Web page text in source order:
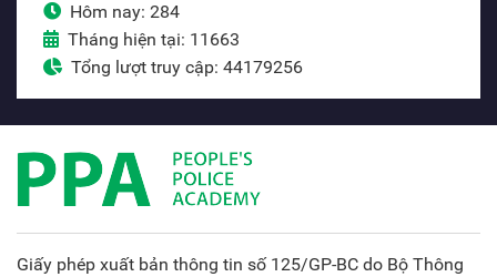
Hôm nay: 284
Tháng hiện tại: 11663
Tổng lượt truy cập: 44179256
Giấy phép xuất bản thông tin số 125/GP-BC do Bộ Thông